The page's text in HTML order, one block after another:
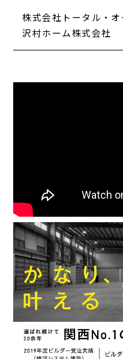
株式会社トータル・
沢村ホーム株式会社